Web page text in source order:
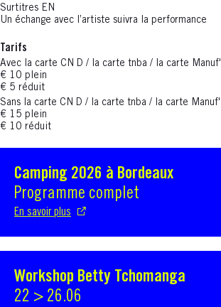
Surtitres EN
Un échange avec l’artiste suivra la performance
Tarifs
Avec la carte CN D / la carte tnba / la carte Manuf'
€ 10 plein
€ 5 réduit
Sans la carte CN D / la carte tnba / la carte Manuf'
€ 15 plein
€ 10 réduit
Camping 2026 à Bordeaux
Programme complet
En savoir plus
S'ouvre dans une nouvelle fenêtre
Workshop Betty Tchomanga
22 > 26.06
S'ouvre dans une nouvelle fenêtre